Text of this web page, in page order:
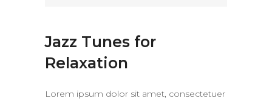
Jazz Tunes for
Relaxation
Lorem ipsum dolor sit amet, consectetuer